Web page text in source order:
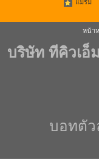
แม่ริม
หน้า
บริษัท ทีคิวเอ็
บอทตัว